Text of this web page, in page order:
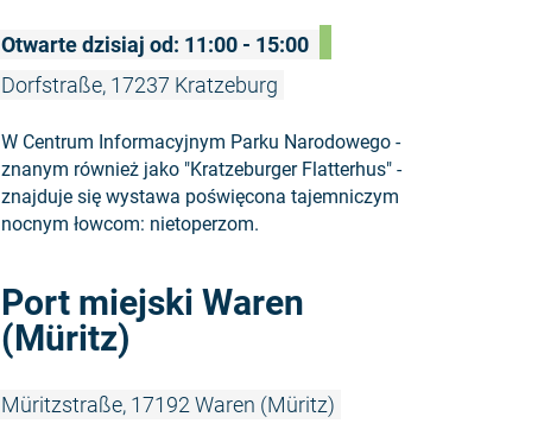
Otwarte dzisiaj od: 11:00 - 15:00
Dorfstraße, 17237 Kratzeburg
W Centrum Informacyjnym Parku Narodowego -
znanym również jako "Kratzeburger Flatterhus" -
znajduje się wystawa poświęcona tajemniczym
nocnym łowcom: nietoperzom.
Port miejski Waren
(Müritz)
Müritzstraße, 17192 Waren (Müritz)